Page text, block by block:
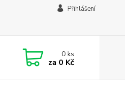
Přihlášení
0ks
za 0 Kč